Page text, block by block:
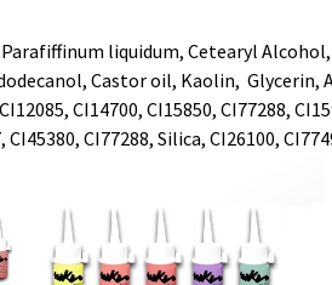
liquidum, Cetearyl
Castor oil, Kaolin,
CI14700, CI15850, CI77288,
CI45380, CI77288, Silica, CI26100,